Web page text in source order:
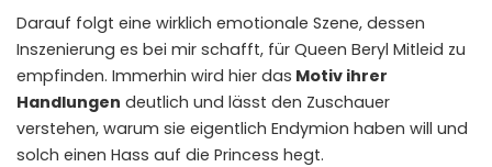
Darauf folgt eine wirklich emotionale Szene, dessen
Inszenierung es bei mir schafft, für Queen Beryl Mitleid zu
empfinden. Immerhin wird hier das Motiv ihrer
Handlungen deutlich und lässt den Zuschauer
verstehen, warum sie eigentlich Endymion haben will und
solch einen Hass auf die Princess hegt.